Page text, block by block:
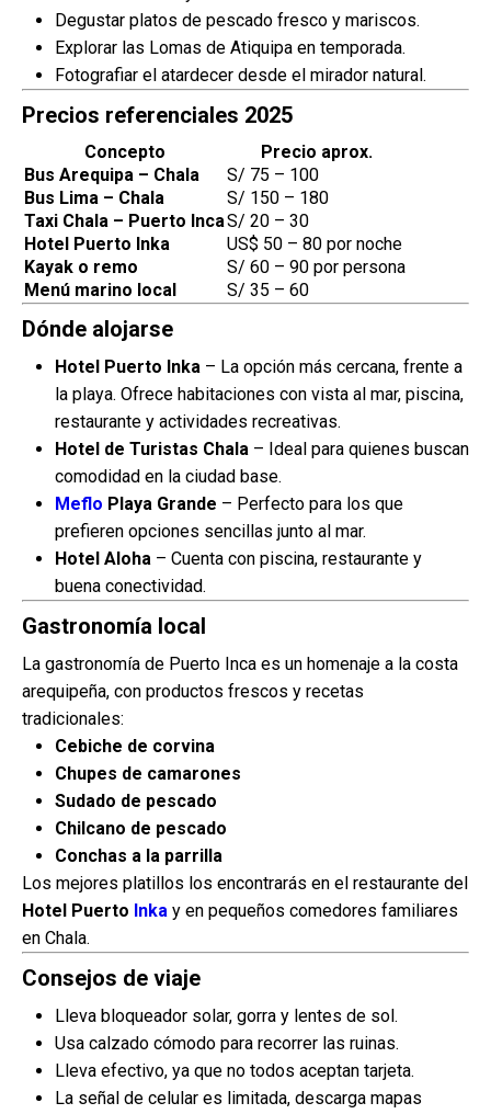
Degustar platos de pescado fresco y mariscos.
Explorar las Lomas de Atiquipa en temporada.
Fotografiar el atardecer desde el mirador natural.
Precios referenciales 2025
Concepto
Precio aprox.
Bus Arequipa – Chala
S/ 75 – 100
Bus Lima – Chala
S/ 150 – 180
Taxi Chala – Puerto IncaS/ 20 – 30
Hotel Puerto Inka
US$ 50 – 80 por noche
Kayak o remo
S/ 60 – 90 por persona
Menú marino local
S/ 35 – 60
Dónde alojarse
Hotel Puerto Inka – La opción más cercana, frente a
la playa. Ofrece habitaciones con vista al mar, piscina,
restaurante y actividades recreativas.
Hotel de Turistas Chala – Ideal para quienes buscan
comodidad en la ciudad base.
Meflo Playa Grande – Perfecto para los que
prefieren opciones sencillas junto al mar.
Hotel Aloha – Cuenta con piscina, restaurante y
buena conectividad.
Gastronomía local
La gastronomía de Puerto Inca es un homenaje a la costa
arequipeña, con productos frescos y recetas
tradicionales:
Cebiche de corvina
Chupes de camarones
Sudado de pescado
Chilcano de pescado
Conchas a la parrilla
Los mejores platillos los encontrarás en el restaurante del
Hotel Puerto Inka y en pequeños comedores familiares
en Chala.
Consejos de viaje
Lleva bloqueador solar, gorra y lentes de sol.
Usa calzado cómodo para recorrer las ruinas.
Lleva efectivo, ya que no todos aceptan tarjeta.
La señal de celular es limitada, descarga mapas